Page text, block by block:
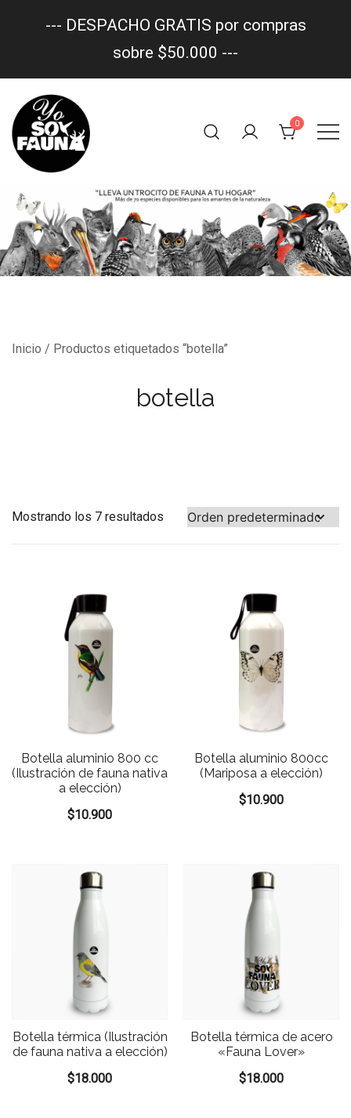
contenido
yo soy fauna
Un trocito de fauna en tu hogar
0
Inicio / Productos etiquetados “botella”
botella
Mostrando los 7 resultados
Botella aluminio 800 cc
(Ilustración de fauna nativa
a elección)
$10.900
Botella aluminio 800cc
(Mariposa a elección)
$10.900
Botella térmica (Ilustración
de fauna nativa a elección)
$18.000
Botella térmica de acero
«Fauna Lover»
$18.000
--- DESPACHO GRATIS por compras
sobre $50.000 ---